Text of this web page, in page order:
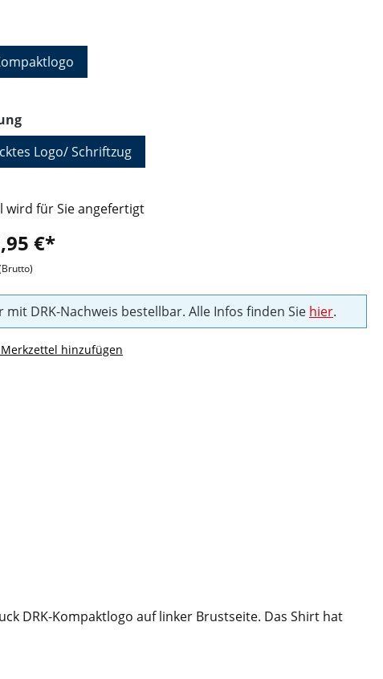
auswählen
Logo/ Schriftzug
wird für Sie angefertigt
€*
mit DRK-Nachweis bestellbar. Alle Infos finden Sie hier.
hinzufügen
DRK-Kompaktlogo auf linker Brustseite. Das Shirt hat